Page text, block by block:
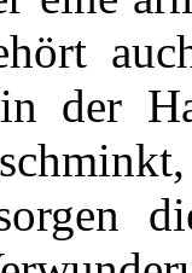
der